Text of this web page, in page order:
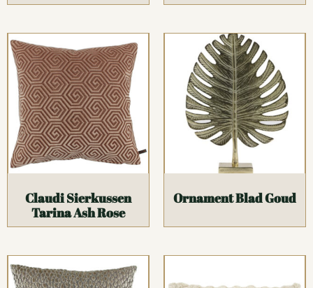
Claudi Sierkussen
Tarina Ash Rose
Ornament Blad Goud